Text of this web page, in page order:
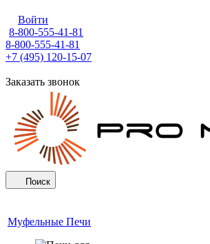
Войти
8-800-555-41-81
8-800-555-41-81
+7 (495) 120-15-07
Заказать звонок
Поиск
Муфельные Печи